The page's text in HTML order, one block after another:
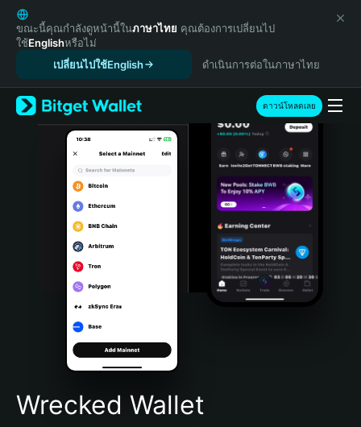
English
日本語
Tiếng Việt
Español (Latinoamérica)
Türkçe
Italiano
Português (Portugal)
Bahasa Indonesia
Português (Brasil)
Español (Argentina)
ขณะนี้คุณกำลังดูหน้านี้ในภาษาไทย คุณต้องการเปลี่ยนไป
ใช้Englishหรือไม่
เปลี่ยนไปใช้English
ดำเนินการต่อในภาษาไทย
ดาวน์โหลดเลย
Wrecked Wallet